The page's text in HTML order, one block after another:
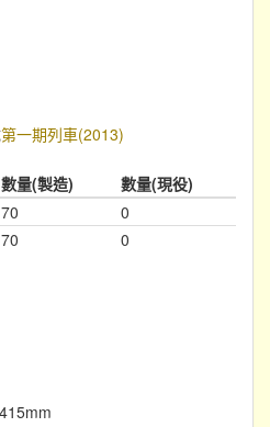
第一期列車(2013)
數量(製造)
數量(現役)
70
0
70 0